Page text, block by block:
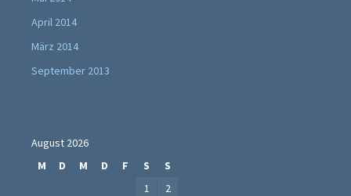
April 2014
März 2014
September 2013
August 2026
M
D M D F S S
1
2